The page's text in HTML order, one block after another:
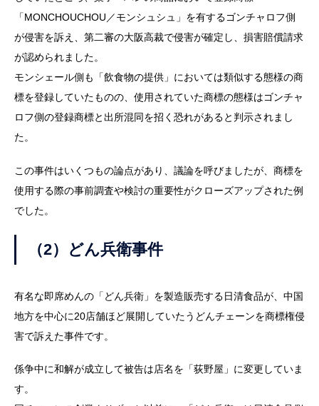
「MONCHOUCHOU／モンシュシュ」を有するゴンチャロフ側
が侵害を訴え、第二審の大阪高裁で侵害が確定し、損害賠償請求
が認められました。
モンシェール側も「飲食物の提供」においては類似する態様の商
標を登録していたものの、使用されていた商標の態様はゴンチャ
ロフ側の登録商標と出所混同を招く恐れがあると判示されまし
た。
この事件はいくつもの論点があり、議論を呼びましたが、商標を
使用する際の事前調査や検討の重要性がクローズアップされた例
でした。
（2）どん兵衛事件
有名な即席めんの「どん兵衛」を製造販売する日清食品が、中国
地方を中心に20店舗ほど展開していたうどんチェーンを商標権侵
害で訴えた事件です。
係争中に和解が成立して被告は店名を「荻野屋」に変更していま
す。